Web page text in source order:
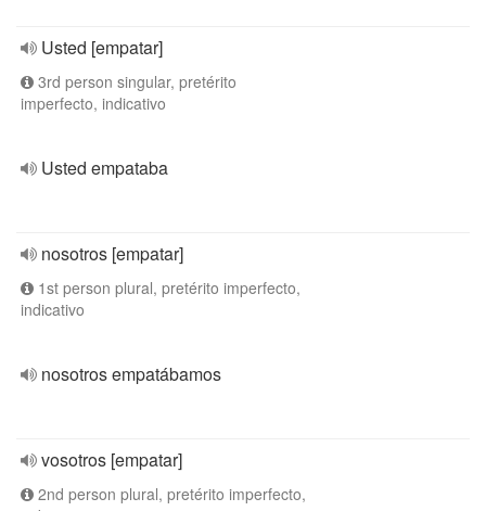
Usted [empatar]
3rd person singular, pretérito
imperfecto, indicativo
Usted empataba
nosotros [empatar]
1st person plural, pretérito imperfecto,
indicativo
nosotros empatábamos
vosotros [empatar]
2nd person plural, pretérito imperfecto,